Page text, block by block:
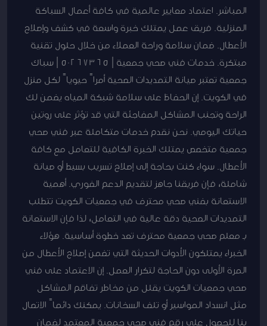
المباشر. اعتماد معايير عالمية في كافة أعمال السباكة
المنزلية. فريق عمل يمتلك خبرة واسعة في كشف وإصلاح
الأعطال. ضمان سلامة وراحة العملاء من خلال حلول تقنية
مبتكرة. خدمات فني صحي جمعية | 50267365 | سباك
جمعية تعتبر صيانة التمديدات الصحية أمراً حيوياً لكل منزل
في الكويت. إن الحفاظ على سلامة شبكة المياه يضمن لك
الراحة وتجنب المشاكل المفاجئة التي قد تؤثر على روتين
حياتك اليومي. نحن نقدم خدمات متكاملة عبر فني صحي
جمعية متخصص يمتلك الخبرة الكافية للتعامل مع كافة
الأعطال. سواء كنت بحاجة إلى إصلاح تسريب بسيط أو صيانة
شاملة، فإن فريقنا جاهز لتقديم الدعم الفوري. أهمية
الاستعانة بفني صحي محترف في جمعيات الكويت تتطلب
التمديدات الصحية دقة عالية في التعامل، لذا فإن الاستعانة
بـ معلم صحي جمعية محترف تعد خطوة أساسية. هؤلاء
الخبراء يمتلكون الأدوات الحديثة التي تضمن إصلاح الأعطال من
المرة الأولى دون الحاجة لتكرار العمل. إن الاعتماد على فني
صحي جمعيات الكويت يقلل من مخاطر تفاقم المشاكل
مثل انسداد المواسير أو تلف السخانات. يمكنك دائماً الاتصال
بنا للحصول على رقم فني صحي جمعية المعتمد لضمان